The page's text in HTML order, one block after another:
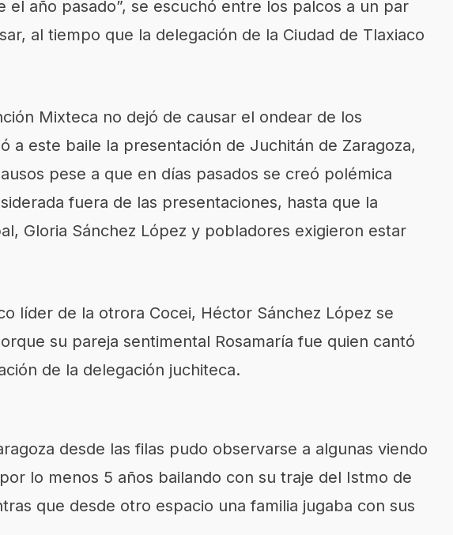
el año pasado”, se escuchó entre los palcos a un par
al tiempo que la delegación de la Ciudad de Tlaxiaco
Mixteca no dejó de causar el ondear de los
a este baile la presentación de Juchitán de Zaragoza,
pese a que en días pasados se creó polémica
fuera de las presentaciones, hasta que la
Gloria Sánchez López y pobladores exigieron estar
líder de la otrora Cocei, Héctor Sánchez López se
su pareja sentimental Rosamaría fue quien cantó
de la delegación juchiteca.
desde las filas pudo observarse a algunas viendo
lo menos 5 años bailando con su traje del Istmo de
que desde otro espacio una familia jugaba con sus